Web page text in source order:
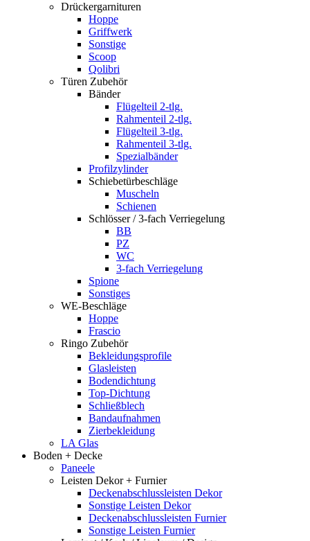
Drückergarnituren
Hoppe
Griffwerk
Sonstige
Scoop
Qolibri
Türen Zubehör
Bänder
Flügelteil 2-tlg.
Rahmenteil 2-tlg.
Flügelteil 3-tlg.
Rahmenteil 3-tlg.
Spezialbänder
Profilzylinder
Schiebetürbeschläge
Muscheln
Schienen
Schlösser / 3-fach Verriegelung
BB
PZ
WC
3-fach Verriegelung
Spione
Sonstiges
WE-Beschläge
Hoppe
Frascio
Ringo Zubehör
Bekleidungsprofile
Glasleisten
Bodendichtung
Top-Dichtung
Schließblech
Bandaufnahmen
Zierbekleidung
LA Glas
Boden + Decke
Paneele
Leisten Dekor + Furnier
Deckenabschlussleisten Dekor
Sonstige Leisten Dekor
Deckenabschlussleisten Furnier
Sonstige Leisten Furnier